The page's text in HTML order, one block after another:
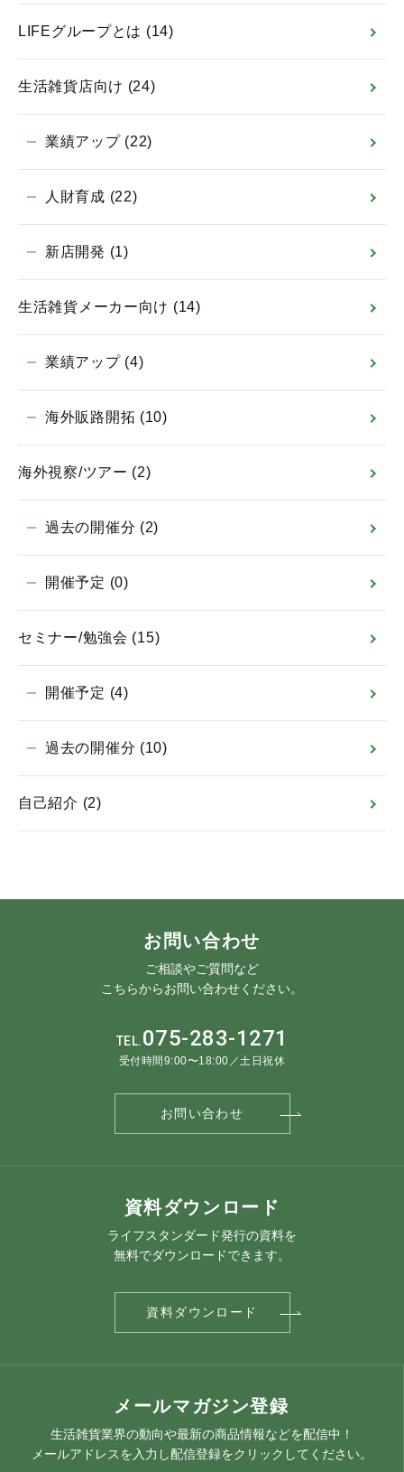
LIFEグループとは (14)
生活雑貨店向け (24)
業績アップ (22)
人財育成 (22)
新店開発 (1)
生活雑貨メーカー向け (14)
業績アップ (4)
海外販路開拓 (10)
海外視察/ツアー (2)
過去の開催分 (2)
開催予定 (0)
セミナー/勉強会 (15)
開催予定 (4)
過去の開催分 (10)
自己紹介 (2)
お問い合わせ
ご相談やご質問など
こちらからお問い合わせください。
TEL. 075-283-1271
受付時間9:00〜18:00／土日祝休
お問い合わせ
資料ダウンロード
ライフスタンダード発行の資料を
無料でダウンロードできます。
資料ダウンロード
メールマガジン登録
生活雑貨業界の動向や最新の商品情報などを配信中！
メールアドレスを入力し配信登録をクリックしてください。